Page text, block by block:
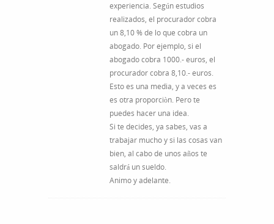
experiencia. Según estudios
realizados, el procurador cobra
un 8,10 % de lo que cobra un
abogado. Por ejemplo, si el
abogado cobra 1000.- euros, el
procurador cobra 8,10.- euros.
Esto es una media, y a veces es
es otra proporciòn. Pero te
puedes hacer una idea.
Si te decides, ya sabes, vas a
trabajar mucho y si las cosas van
bien, al cabo de unos años te
saldrá un sueldo.
Animo y adelante.